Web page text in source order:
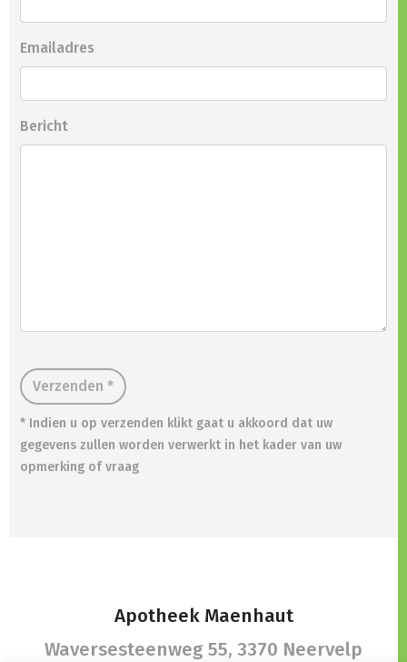
Emailadres
Bericht
Verzenden *
* Indien u op verzenden klikt gaat u akkoord dat uw
gegevens zullen worden verwerkt in het kader van uw
opmerking of vraag
Apotheek Maenhaut
Waversesteenweg 55, 3370 Neervelp